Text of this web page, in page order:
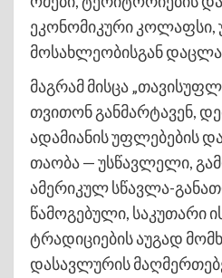
ეკონომიკური კოლაფსი,
მოსახლეობისგან დაცლა
მაგრამ მისცა
თვითონ განმარტავენ,
ადამიანის უფლებების
თაობა — უსწავლელი,
ამერიკულ სწავლა-
წამოგებული, საკუთარი
ტრადიციების აუგად
დასავლურის